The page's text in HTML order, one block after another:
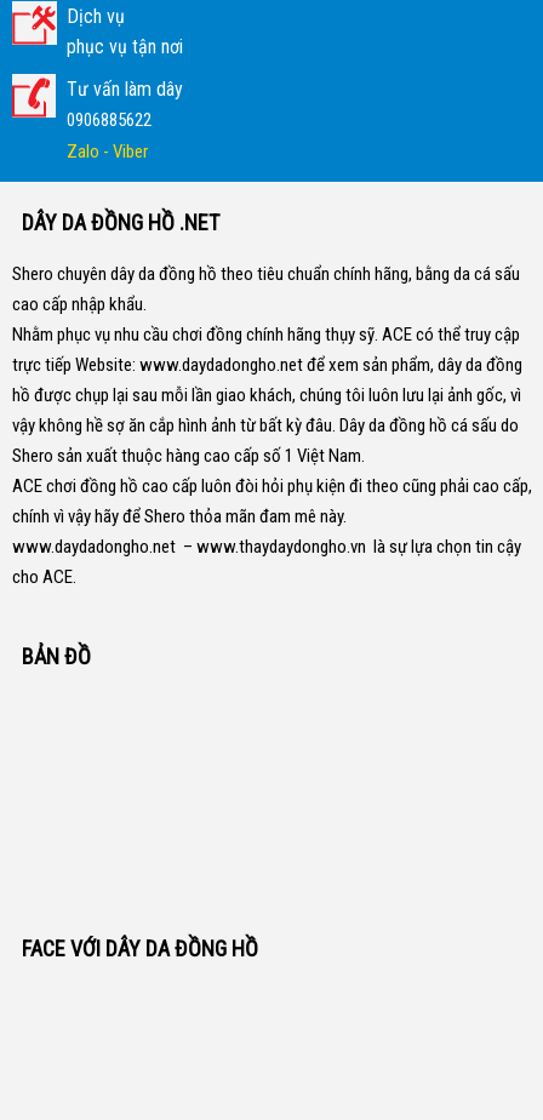
Dịch vụ
phục vụ tận nơi
Tư vấn làm dây
0906885622
Zalo - Viber
DÂY DA ĐỒNG HỒ .NET
Shero chuyên dây da đồng hồ theo tiêu chuẩn chính hãng, bằng da cá sấu
cao cấp nhập khẩu.
Nhằm phục vụ nhu cầu chơi đồng chính hãng thụy sỹ. ACE có thể truy cập
trực tiếp Website: www.daydadongho.netđể xem sản phẩm, dây da đồng
hồ được chụp lại sau mỗi lần giao khách, chúng tôi luôn lưu lại ảnh gốc, vì
vậy không hề sợ ăn cắp hình ảnh từ bất kỳ đâu. Dây da đồng hồ cá sấu do
Shero sản xuất thuộc hàng cao cấp số 1 Việt Nam.
ACE chơi đồng hồ cao cấp luôn đòi hỏi phụ kiện đi theo cũng phải cao cấp,
chính vì vậy hãy để Shero thỏa mãn đam mê này.
www.daydadongho.net – www.thaydaydongho.vn là sự lựa chọn tin cậy
cho ACE.
BẢN ĐỒ
FACE VỚI DÂY DA ĐỒNG HỒ